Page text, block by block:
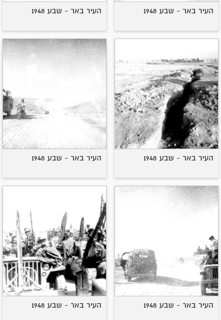
העיר באר - שבע 1948 העיר באר - שבע 1948
העיר באר - שבע 1948 העיר באר - שבע 1948
העיר באר - שבע 1948 העיר באר - שבע 1948